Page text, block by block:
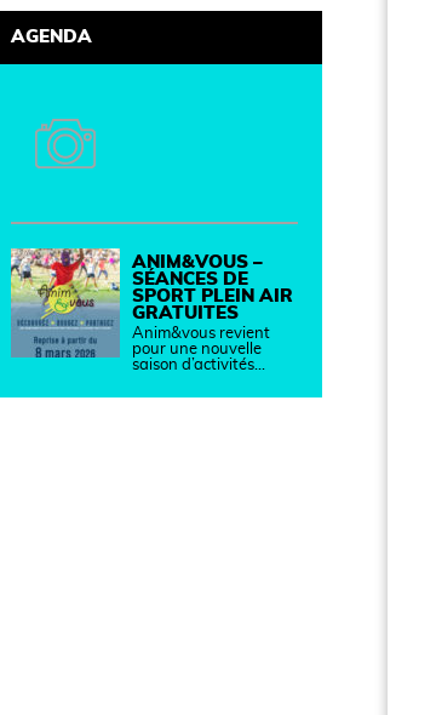
AGENDA
ANIM&VOUS –
SÉANCES DE
SPORT PLEIN AIR
GRATUITES
Anim&vous revient
pour une nouvelle
saison d’activités…